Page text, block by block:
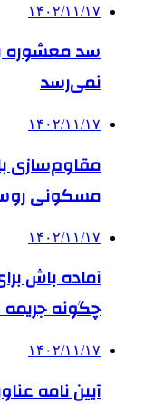
۱۴۰۲/۱۱/۱۷
سد معشوره
نمی‌رسد
۱۴۰۲/۱۱/۱۷
مسکونی
۱۴۰۲/۱۱/۱۷
آماده باش
چگونه
۱۴۰۲/۱۱/۱۷
آیین نامه